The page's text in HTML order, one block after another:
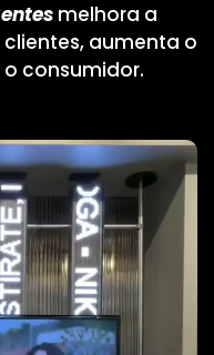
melhora a
aumenta o
consumidor.